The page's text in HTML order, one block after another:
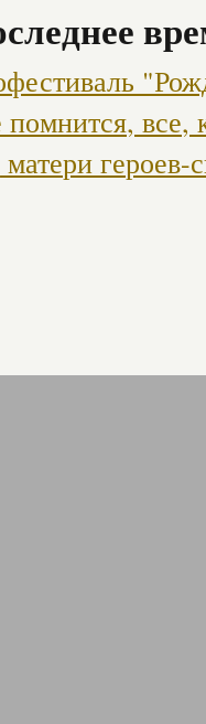
помнится, все,
героев-